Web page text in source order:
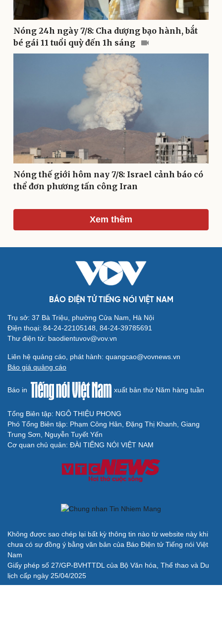
Văn hóa
Sân khấu - Điện ảnh
Văn học
Âm nhạc
Giải trí
Nghệ sĩ
Thời trang
Sao Việt
Săn Tour
Podcast
Đọc truyện đêm khuya
Kể chuyện cho bé
Hạt giống tâm hồn
Cải chính
Nóng 24h ngày 7/8: Cha dượng bạo hành, bắt
bé gái 11 tuổi quỳ đến 1h sáng
Nóng thế giới hôm nay 7/8: Israel cảnh báo có
thể đơn phương tấn công Iran
Xem thêm
BÁO ĐIỆN TỬ TIẾNG NÓI VIỆT NAM
Trụ sở: 37 Bà Triệu, phường Cửa Nam, Hà Nội
Điện thoại: 84-24-22105148, 84-24-39785691
Thư điện tử: baodientuvov@vov.vn
Liên hệ quảng cáo, phát hành: quangcao@vovnews.vn
Báo giá quảng cáo
Báo in xuất bản thứ Năm hàng tuần
Tổng Biên tập: NGÔ THIỆU PHONG
Phó Tổng Biên tập: Phạm Công Hân, Đặng Thị Khanh, Giang
Trung Sơn, Nguyễn Tuyết Yến
Cơ quan chủ quản: ĐÀI TIẾNG NÓI VIỆT NAM
Không được sao chép lại bất kỳ thông tin nào từ website này khi
chưa có sự đồng ý bằng văn bản của Báo Điện tử Tiếng nói Việt
Nam
Giấy phép số 27/GP-BVHTTDL của Bộ Văn hóa, Thể thao và Du
lịch cấp ngày 25/04/2025